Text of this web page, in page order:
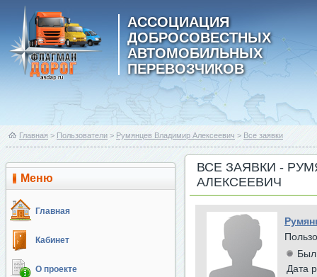
АССОЦИАЦИЯ
ДОБРОСОВЕСТНЫХ
АВТОМОБИЛЬНЫХ
ПЕРЕВОЗЧИКОВ
Главная > Пользователи > Румянцев Владимир Алексеевич > Все заявки
Меню
Главная
Кабинет
О проекте
ВСЕ ЗАЯВКИ -
АЛЕКСЕЕВИЧ
Был
Дата